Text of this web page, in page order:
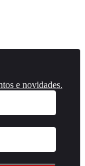
e novidades.